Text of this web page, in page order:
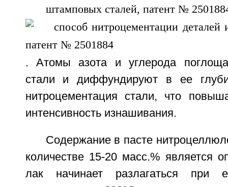
. Атомы азота и углерода
стали и диффундируют в ее
нитроцементация стали, что
интенсивность изнашивания.
Содержание в пасте
количестве 15-20 масс.% является
лак начинает разлагаться при